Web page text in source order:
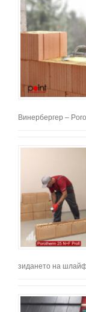
Винербергер –
зидането на